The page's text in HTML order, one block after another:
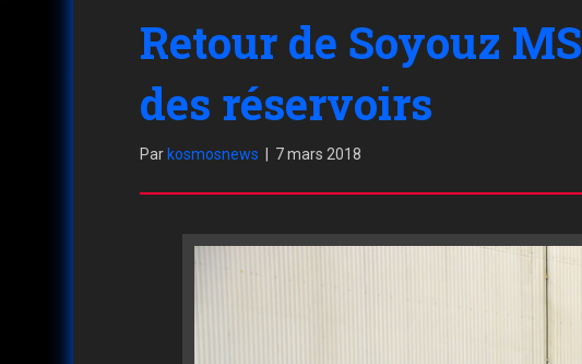
Retour de Soyouz
des réservoirs
Par kosmosnews 7 mars 2018